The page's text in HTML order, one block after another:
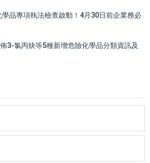
品專項執法檢查啟動！4月30日前企業務必
3-氯丙炔等5種新增危險化學品分類資訊及